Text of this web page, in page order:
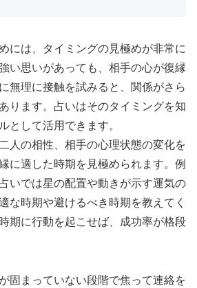
には、タイミングの見極めが非常に
い思いがあっても、相手の心が復縁
無理に接触を試みると、関係がさら
ります。占いはそのタイミングを知
として活用できます。
人の相性、相手の心理状態の変化を
に適した時期を見極められます。例
いでは星の配置や動きが示す運気の
な時期や避けるべき時期を教えてく
期に行動を起こせば、成功率が格段
固まっていない段階で焦って連絡を